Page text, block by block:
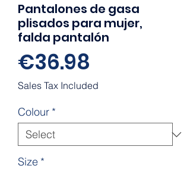
Pantalones de gasa
plisados para mujer,
falda pantalón
€36.98
Sales Tax Included
Colour *
Size *